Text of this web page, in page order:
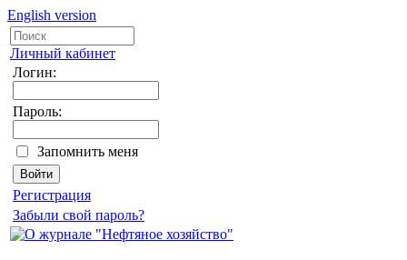
English version
Личный кабинет
Логин:
Пароль:
Запомнить меня
Регистрация
Забыли свой пароль?